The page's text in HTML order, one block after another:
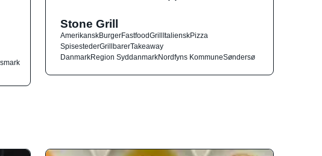
Stone Grill
AmerikanskBurgerFastfoodGrillItalienskPizza
SpisestederGrillbarerTakeaway
DanmarkRegion SyddanmarkNordfyns KommuneSøndersø